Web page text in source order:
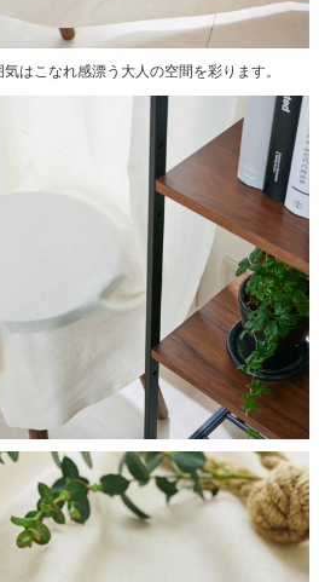
はこなれ感漂う大人の空間を彩ります。